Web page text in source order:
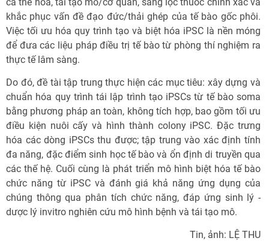
khắc phục vấn đề đạo đức/thải ghép của tế bào gốc phôi.
Việc tối ưu hóa quy trình tạo và biệt hóa iPSC là nền móng
để đưa các liệu pháp điều trị tế bào từ phòng thí nghiệm ra
thực tế lâm sàng.
Do đó, đề tài tập trung thực hiện các mục tiêu: xây dựng và
chuẩn hóa quy trình tái lập trình tạo iPSCs từ tế bào soma
bằng phương pháp an toàn, không tích hợp, bao gồm tối ưu
điều kiện nuôi cấy và hình thành colony iPSC. Đặc trưng
hóa các dòng iPSCs thu được; tập trung vào xác định tính
đa năng, đặc điểm sinh học tế bào và ổn định di truyền qua
các thế hệ. Cuối cùng là phát triển mô hình biệt hóa tế bào
chức năng từ iPSC và đánh giá khả năng ứng dụng của
chúng thông qua phân tích chức năng, đáp ứng sinh lý -
dược lý invitro nghiên cứu mô hình bệnh và tái tạo mô.
Tin, ảnh: LỆ THU